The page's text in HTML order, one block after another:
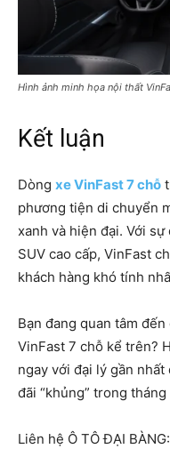
Hình ảnh minh họa nội thất
Kết luận
Dòng xe VinFast 7 chỗ
phương tiện di chuyển
xanh và hiện đại. Với
SUV cao cấp, VinFast
khách hàng khó tính
Bạn đang quan tâm
VinFast 7 chỗ kể trên?
ngay với đại lý gần
đãi “khủng” trong tháng
Liên hệ Ô TÔ ĐẠI BÀNG: